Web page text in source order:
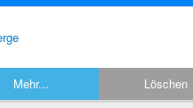
Mehr... Löschen